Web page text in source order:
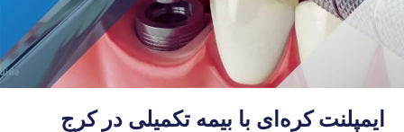
ایمپلنت کره‌ای با بیمه تکمیلی در کرج